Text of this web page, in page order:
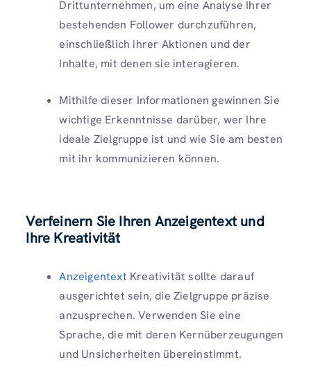
Drittunternehmen, um eine Analyse Ihrer
bestehenden Follower durchzuführen,
einschließlich ihrer Aktionen und der
Inhalte, mit denen sie interagieren.
Mithilfe dieser Informationen gewinnen Sie
wichtige Erkenntnisse darüber, wer Ihre
ideale Zielgruppe ist und wie Sie am besten
mit ihr kommunizieren können.
Verfeinern Sie Ihren Anzeigentext und
Ihre Kreativität
Anzeigentext Kreativität sollte darauf
ausgerichtet sein, die Zielgruppe präzise
anzusprechen. Verwenden Sie eine
Sprache, die mit deren Kernüberzeugungen
und Unsicherheiten übereinstimmt.